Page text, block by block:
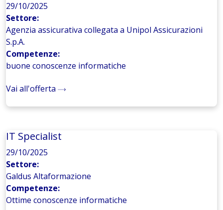
29/10/2025
Settore:
Agenzia assicurativa collegata a Unipol Assicurazioni
S.p.A.
Competenze:
buone conoscenze informatiche
Vai all'offerta
IT Specialist
29/10/2025
Settore:
Galdus Altaformazione
Competenze:
Ottime conoscenze informatiche